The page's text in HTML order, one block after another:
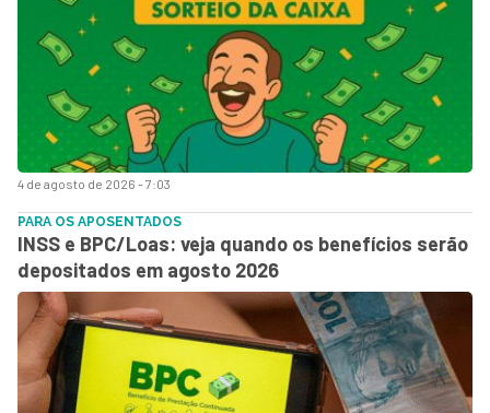
4 de agosto de 2026 - 7:03
PARA OS APOSENTADOS
INSS e BPC/Loas: veja quando os benefícios serão
depositados em agosto 2026